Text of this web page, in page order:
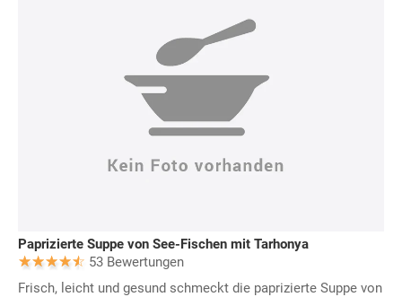
Paprizierte Suppe von See-Fischen mit Tarhonya
53 Bewertungen
Frisch, leicht und gesund schmeckt die paprizierte Suppe von